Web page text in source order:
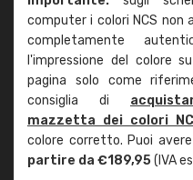
computer i colori NCS non
completamente
l'impressione del colore
pagina solo come
consiglia di
mazzetta dei colori
colore corretto. Puoi
partire da €189,95(IVA